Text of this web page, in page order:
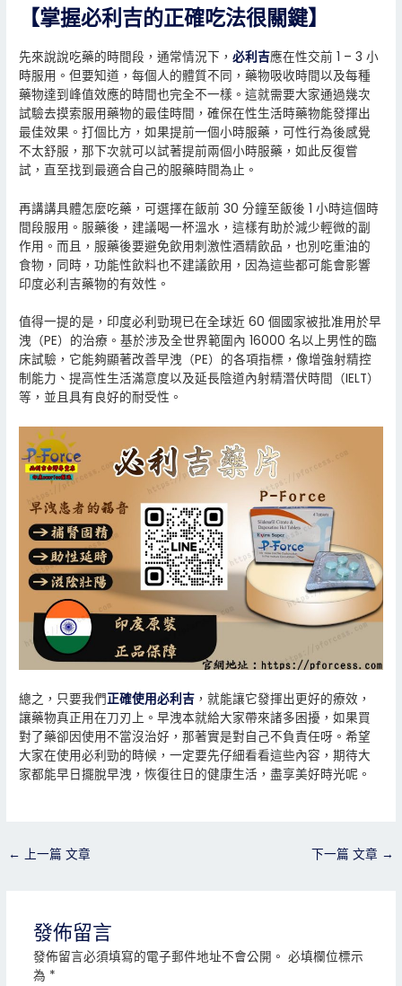
【掌握必利吉的正確吃法很關鍵】
先來說說吃藥的時間段，通常情況下，必利吉應在性交前 1 – 3 小
時服用。但要知道，每個人的體質不同，藥物吸收時間以及每種
藥物達到峰值效應的時間也完全不一樣。這就需要大家通過幾次
試驗去摸索服用藥物的最佳時間，確保在性生活時藥物能發揮出
最佳效果。打個比方，如果提前一個小時服藥，可性行為後感覺
不太舒服，那下次就可以試著提前兩個小時服藥，如此反復嘗
試，直至找到最適合自己的服藥時間為止。
再講講具體怎麼吃藥，可選擇在飯前 30 分鐘至飯後 1 小時這個時
間段服用。服藥後，建議喝一杯溫水，這樣有助於減少輕微的副
作用。而且，服藥後要避免飲用刺激性酒精飲品，也別吃重油的
食物，同時，功能性飲料也不建議飲用，因為這些都可能會影響
印度必利吉藥物的有效性。
值得一提的是，印度必利勁現已在全球近 60 個國家被批准用於早
洩（PE）的治療。基於涉及全世界範圍內 16000 名以上男性的臨
床試驗，它能夠顯著改善早洩（PE）的各項指標，像增強射精控
制能力、提高性生活滿意度以及延長陰道內射精潛伏時間（IELT）
等，並且具有良好的耐受性。
總之，只要我們正確使用必利吉 ，就能讓它發揮出更好的療效，
讓藥物真正用在刀刃上。早洩本就給大家帶來諸多困擾，如果買
對了藥卻因使用不當沒治好，那著實是對自己不負責任呀。希望
大家在使用必利勁的時候，一定要先仔細看看這些內容，期待大
家都能早日擺脫早洩，恢復往日的健康生活，盡享美好時光呢。
← 上一篇 文章 下一篇 文章 →
發佈留言
發佈留言必須填寫的電子郵件地址不會公開。 必填欄位標示
為 *